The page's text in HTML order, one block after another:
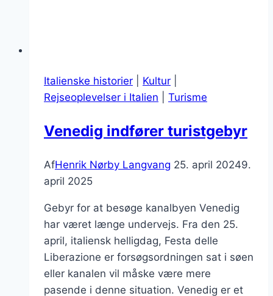
Italienske historier Kultur
Rejseoplevelser i Italien
Turisme
Venedig indfører turistgebyr
AfHenrik Nørby Langvang 25. april 20249.
april 2025
Gebyr for at besøge kanalbyen Venedig
har været længe undervejs. Fra den 25.
april, italiensk helligdag, Festa delle
Liberazione er forsøgsordningen sat i søen
eller kanalen vil måske være mere
pasende i denne situation. Venedig er et